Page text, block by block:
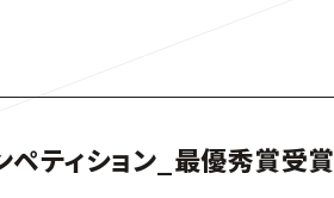
ペティション_最優秀賞受賞